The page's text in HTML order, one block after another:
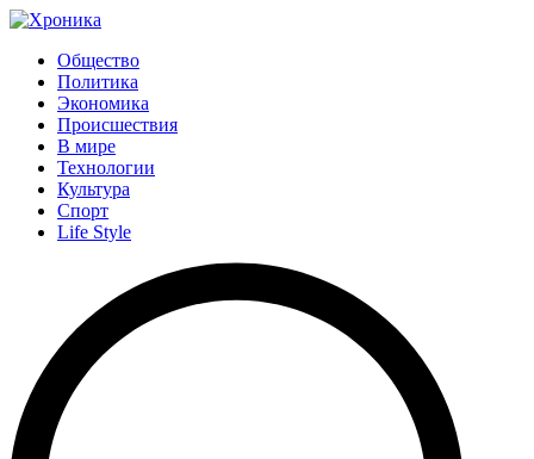
Общество
Политика
Экономика
Происшествия
В мире
Технологии
Культура
Спорт
Life Style